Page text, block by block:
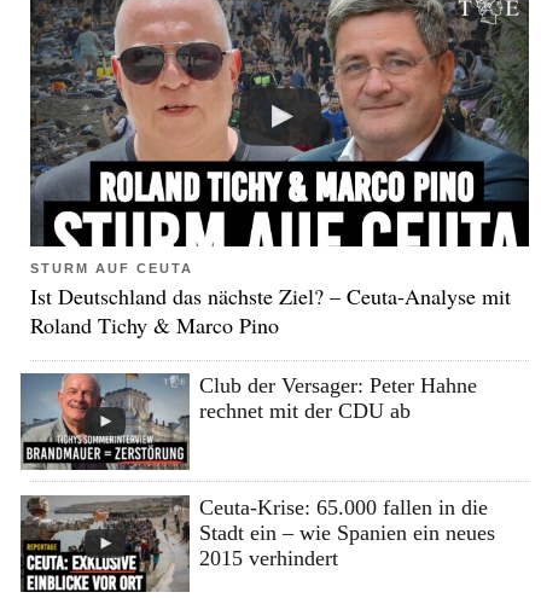
STURM AUF CEUTA
Ist Deutschland das nächste Ziel? – Ceuta-Analyse mit
Roland Tichy & Marco Pino
Club der Versager: Peter Hahne
rechnet mit der CDU ab
Ceuta-Krise: 65.000 fallen in die
Stadt ein – wie Spanien ein neues
2015 verhindert